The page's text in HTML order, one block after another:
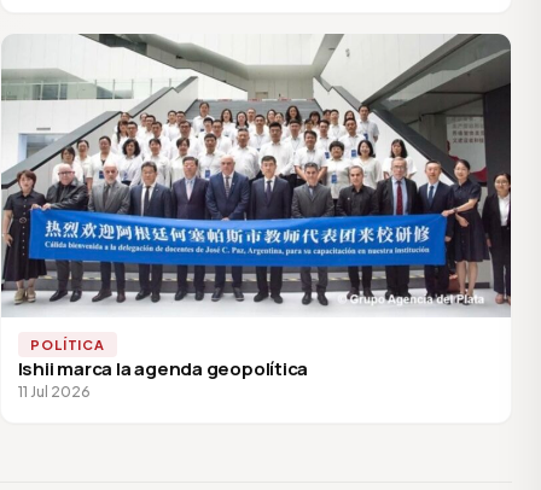
POLÍTICA
Ishii marca la agenda geopolítica
11 Jul 2026